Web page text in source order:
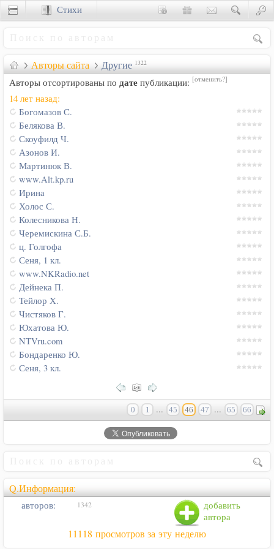
Авторы сайта Другие 1322
Авторы отсортированы по дате публикации: [отменить?]
14 лет назад:
Богомазов С.
Белякова В.
Скоуфилд Ч.
Азонов И.
Мартинюк В.
www.Alt.kp.ru
Ирина
Холос С.
Колесникова Н.
Черемискина С.Б.
ц. Голгофа
Сеня, 1 кл.
www.NKRadio.net
Дейнека П.
Тейлор Х.
Чистяков Г.
Юхатова Ю.
NTVru.com
Бондаренко Ю.
Сеня, 3 кл.
0 1 ... 45 46 47 ... 65 66
Q.Информация:
добавить
автора
авторов: 1342
11118 просмотров за эту неделю
Стихи